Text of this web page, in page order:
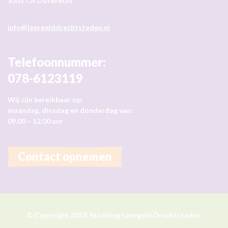
info@leergelddrechtsteden.nl
Telefoonnummer:
078-6123119
Wij zijn bereikbaar op:
maandag, dinsdag en donderdag van:
09.00 – 12.00 uur
Contact opnemen
© Copyright 2023. Stichting Leergeld Drechtsteden